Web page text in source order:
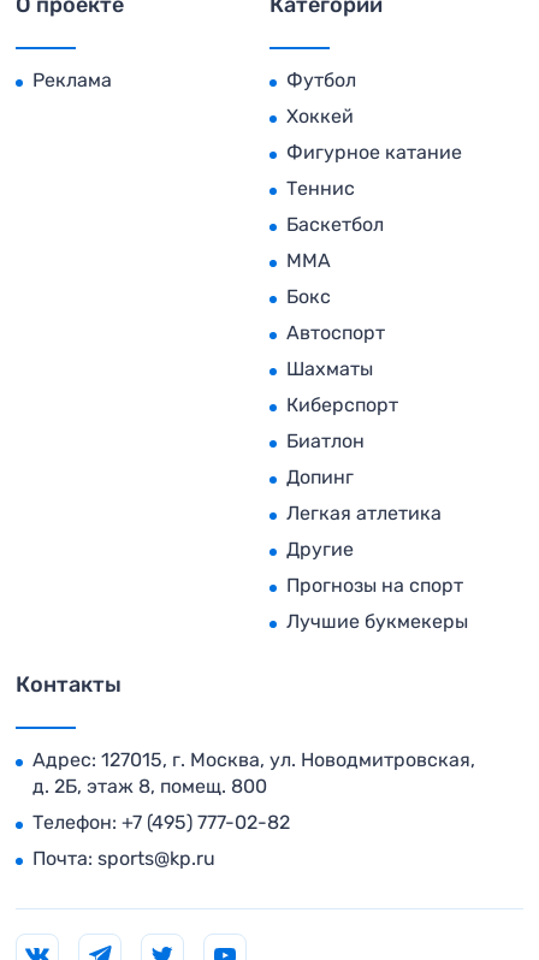
О проекте
Реклама
Категории
Футбол
Хоккей
Фигурное катание
Теннис
Баскетбол
MMA
Бокс
Автоспорт
Шахматы
Киберспорт
Биатлон
Допинг
Легкая атлетика
Другие
Прогнозы на спорт
Лучшие букмекеры
Контакты
Адрес: 127015, г. Москва, ул. Новодмитровская,
д. 2Б, этаж 8, помещ. 800
Телефон: +7 (495) 777-02-82
Почта: sports@kp.ru